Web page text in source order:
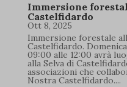
Immersione
Castelfidardo
Ott 8, 2025
Immersione forestale
Castelfidardo.
09:00 alle 12:00 avrà
alla Selva di
associazioni che
Nostra Castelfidardo....